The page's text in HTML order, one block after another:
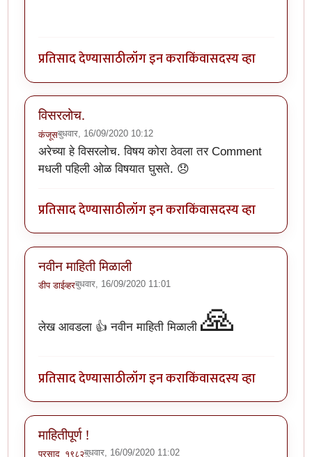
प्रतिसाद देण्यासाठीलॉग इन कराकिंवासदस्य व्हा
विसरलोच.
कंजूसबुधवार, 16/09/2020 10:12
अरेच्या हे विसरलोच. विषय कोरा ठेवला तर Comment
मधली पहिली ओळ विषयात घुसते. 😞
प्रतिसाद देण्यासाठीलॉग इन कराकिंवासदस्य व्हा
नवीन माहिती मिळाली
डीप डाईव्हरबुधवार, 16/09/2020 11:01
लेख आवडला 👍 नवीन माहिती मिळाली 🙏
प्रतिसाद देण्यासाठीलॉग इन कराकिंवासदस्य व्हा
माहितीपूर्ण !
प्रसाद_१९८२बुधवार, 16/09/2020 11:02